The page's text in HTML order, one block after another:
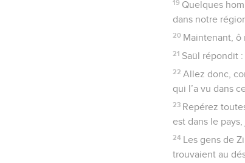
19 Quelques
dans notre
20 Maintenant, ô
21 Saül répondit
22 Allez donc,
qui l’a vu dans
23 Repérez
est dans le
24 Les gens de
trouvaient au